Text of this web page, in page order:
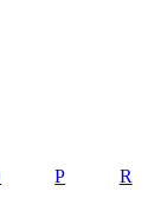
P R